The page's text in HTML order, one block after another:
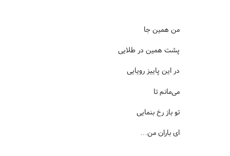
من همین جا
پشت همین در طلایی
در این پاییز رویایی
می‌مانم تا
تو باز رخ بنمایی
ای باران من…